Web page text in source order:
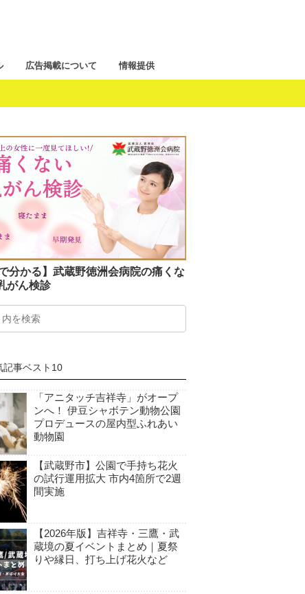
広告掲載について 情報提供
で分かる】武蔵野徳洲会病院の痛くな
がん検診
記事ベスト10
「アニタッチ吉祥寺」がオープ
ンへ！ 伊豆シャボテン動物公園
プロデュースの屋内型ふれあい
動物園
【武蔵野市】公園で手持ち花火
の試行運用拡大 市内4箇所で2週
間実施
【2026年版】吉祥寺・三鷹・武
蔵境の夏イベントまとめ｜夏祭
りや縁日、打ち上げ花火など